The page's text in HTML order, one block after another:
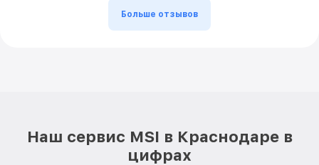
Больше отзывов
Наш сервис MSI в Краснодаре в
цифрах